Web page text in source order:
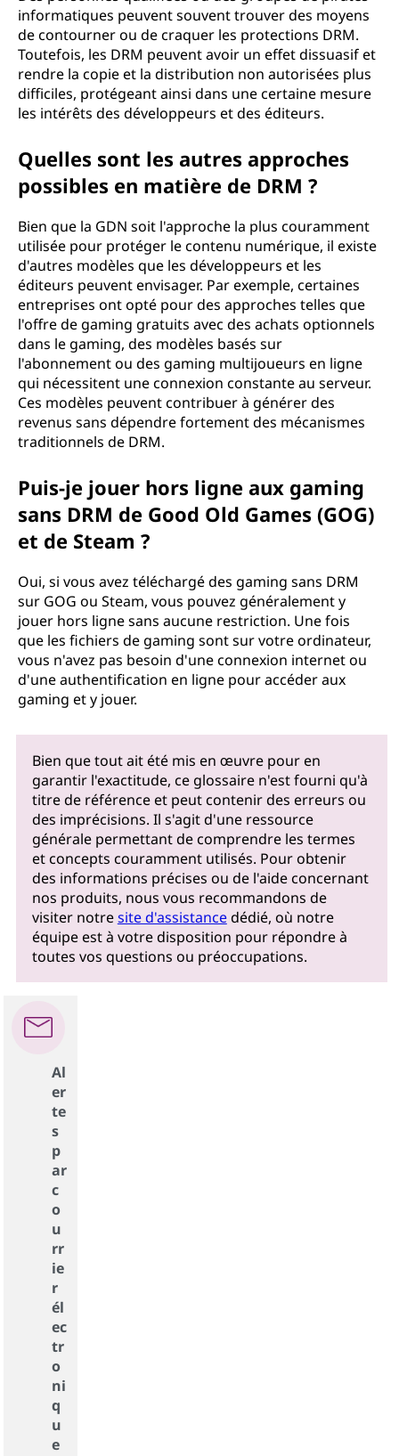
informatiques peuvent souvent trouver des moyens
de contourner ou de craquer les protections DRM.
Toutefois, les DRM peuvent avoir un effet dissuasif et
rendre la copie et la distribution non autorisées plus
difficiles, protégeant ainsi dans une certaine mesure
les intérêts des développeurs et des éditeurs.
Quelles sont les autres approches
possibles en matière de DRM ?
Bien que la GDN soit l'approche la plus couramment
utilisée pour protéger le contenu numérique, il existe
d'autres modèles que les développeurs et les
éditeurs peuvent envisager. Par exemple, certaines
entreprises ont opté pour des approches telles que
l'offre de gaming gratuits avec des achats optionnels
dans le gaming, des modèles basés sur
l'abonnement ou des gaming multijoueurs en ligne
qui nécessitent une connexion constante au serveur.
Ces modèles peuvent contribuer à générer des
revenus sans dépendre fortement des mécanismes
traditionnels de DRM.
Puis-je jouer hors ligne aux gaming
sans DRM de Good Old Games (GOG)
et de Steam ?
Oui, si vous avez téléchargé des gaming sans DRM
sur GOG ou Steam, vous pouvez généralement y
jouer hors ligne sans aucune restriction. Une fois
que les fichiers de gaming sont sur votre ordinateur,
vous n'avez pas besoin d'une connexion internet ou
d'une authentification en ligne pour accéder aux
gaming et y jouer.
Bien que tout ait été mis en œuvre pour en
garantir l'exactitude, ce glossaire n'est fourni qu'à
titre de référence et peut contenir des erreurs ou
des imprécisions. Il s'agit d'une ressource
générale permettant de comprendre les termes
et concepts couramment utilisés. Pour obtenir
des informations précises ou de l'aide concernant
nos produits, nous vous recommandons de
visiter notresite d'assistancedédié, où notre
équipe est à votre disposition pour répondre à
toutes vos questions ou préoccupations.
Al
er
te
s
p
ar
c
o
u
rr
ie
r
él
ec
tr
o
ni
q
u
e